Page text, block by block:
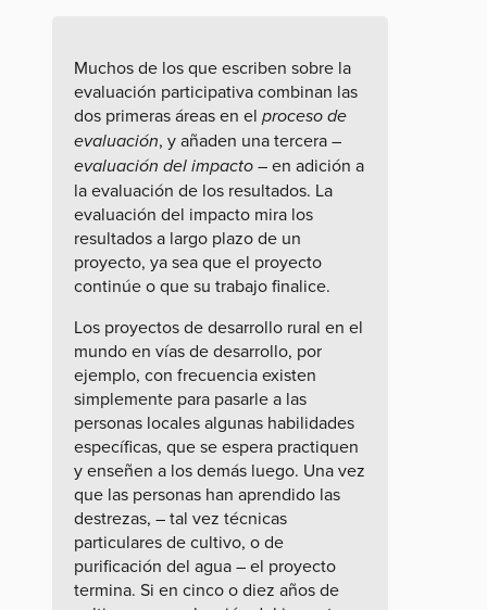
Muchos de los que escriben sobre la
evaluación participativa combinan las
dos primeras áreas en el proceso de
evaluación, y añaden una tercera –
evaluación del impacto– en adición a
la evaluación de los resultados. La
evaluación del impacto mira los
resultados a largo plazo de un
proyecto, ya sea que el proyecto
continúe o que su trabajo finalice.
Los proyectos de desarrollo rural en el
mundo en vías de desarrollo, por
ejemplo, con frecuencia existen
simplemente para pasarle a las
personas locales algunas habilidades
específicas, que se espera practiquen
y enseñen a los demás luego. Una vez
que las personas han aprendido las
destrezas, – tal vez técnicas
particulares de cultivo, o de
purificación del agua – el proyecto
termina. Si en cinco o diez años de